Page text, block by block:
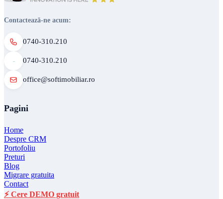
Contactează-ne acum:
0740-310.210
0740-310.210
office@softimobiliar.ro
Pagini
Home
Despre CRM
Portofoliu
Preturi
Blog
Migrare gratuita
Contact
⚡ Cere DEMO gratuit